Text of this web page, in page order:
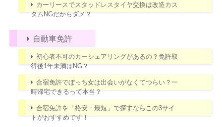
カーリースでスタッドレスタイヤ交換は改造カス
タムNGだからダメ？
自動車免許
初心者不可のカーシェアリングがあるの？免許取
得後1年未満はNG？
合宿免許でぼっち女は出会いがなくてつらい？一
時帰宅できるって本当？
合宿免許を「格安・最短」で探すならこの3サイ
トがおすすめです！